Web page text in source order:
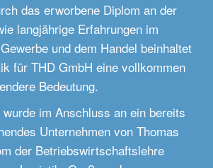
das erworbene Diplom an der
langjährige Erfahrungen im
und dem Handel beinhaltet
für THD GmbH eine vollkommen
Bedeutung.
im Anschluss an ein bereits
Unternehmen von Thomas
der Betriebswirtschaftslehre